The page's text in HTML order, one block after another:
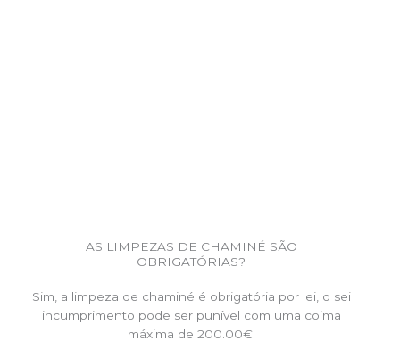
AS LIMPEZAS DE CHAMINÉ SÃO
OBRIGATÓRIAS?
Sim, a limpeza de chaminé é obrigatória por lei, o sei
incumprimento pode ser punível com uma coima
máxima de 200.00€.